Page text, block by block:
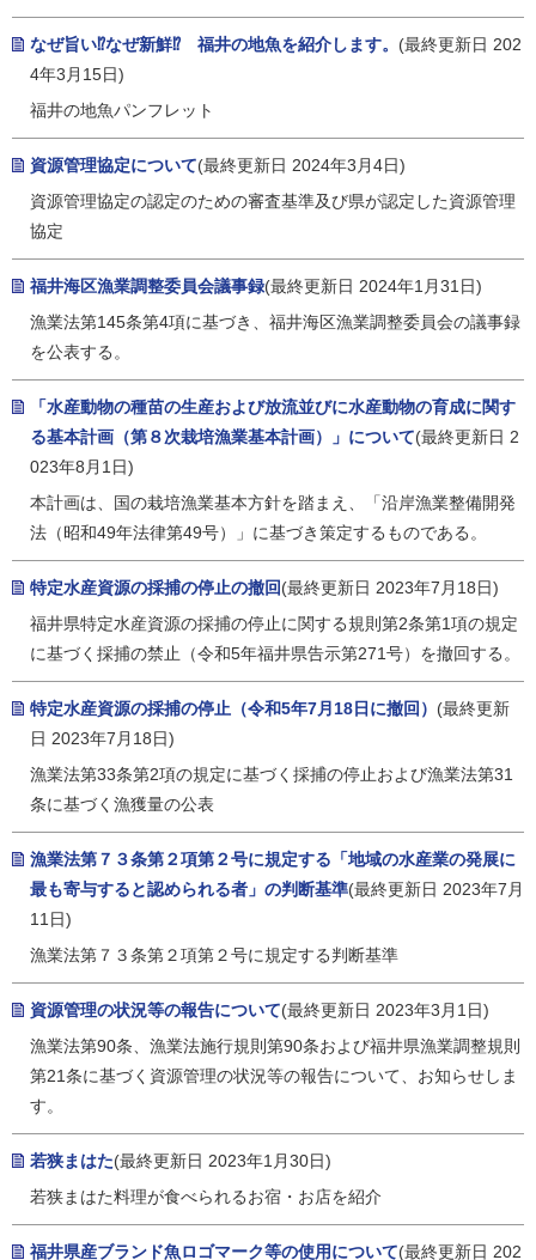
なぜ旨い⁉なぜ新鮮⁉ 福井の地魚を紹介します。 (最終更新日 202
4年3月15日)
福井の地魚パンフレット
資源管理協定について(最終更新日 2024年3月4日)
資源管理協定の認定のための審査基準及び県が認定した資源管理
協定
福井海区漁業調整委員会議事録(最終更新日 2024年1月31日)
漁業法第145条第4項に基づき、福井海区漁業調整委員会の議事録
を公表する。
「水産動物の種苗の生産および放流並びに水産動物の育成に関す
る基本計画（第８次栽培漁業基本計画）」について(最終更新日 2
023年8月1日)
本計画は、国の栽培漁業基本方針を踏まえ、「沿岸漁業整備開発
法（昭和49年法律第49号）」に基づき策定するものである。
特定水産資源の採捕の停止の撤回(最終更新日 2023年7月18日)
福井県特定水産資源の採捕の停止に関する規則第2条第1項の規定
に基づく採捕の禁止（令和5年福井県告示第271号）を撤回する。
特定水産資源の採捕の停止（令和5年7月18日に撤回） (最終更新
日 2023年7月18日)
漁業法第33条第2項の規定に基づく採捕の停止および漁業法第31
条に基づく漁獲量の公表
漁業法第７３条第２項第２号に規定する「地域の水産業の発展に
最も寄与すると認められる者」の判断基準(最終更新日 2023年7月
11日)
漁業法第７３条第２項第２号に規定する判断基準
資源管理の状況等の報告について(最終更新日 2023年3月1日)
漁業法第90条、漁業法施行規則第90条および福井県漁業調整規則
第21条に基づく資源管理の状況等の報告について、お知らせしま
す。
若狭まはた(最終更新日 2023年1月30日)
若狭まはた料理が食べられるお宿・お店を紹介
福井県産ブランド魚ロゴマーク等の使用について(最終更新日 202